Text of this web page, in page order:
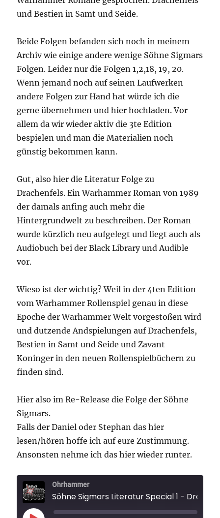
und Bestien in Samt und Seide.
Beide Folgen befanden sich noch in meinem
Archiv wie einige andere wenige Söhne Sigmars
Folgen. Leider nur die Folgen 1,2,18, 19, 20.
Wenn jemand noch auf seinen Laufwerken
andere Folgen zur Hand hat würde ich die
gerne übernehmen und hier hochladen. Vor
allem da wir wieder aktiv die 3te Edition
bespielen und man die Materialien noch
günstig bekommen kann.
Gut, also hier die Literatur Folge zu
Drachenfels. Ein Warhammer Roman von 1989
der damals anfing auch mehr die
Hintergrundwelt zu beschreiben. Der Roman
wurde kürzlich neu aufgelegt und liegt auch als
Audiobuch bei der Black Library und Audible
vor.
Wieso ist der wichtig? Weil in der 4ten Edition
vom Warhammer Rollenspiel genau in diese
Epoche der Warhammer Welt vorgestoßen wird
und dutzende Andspielungen auf Drachenfels,
Bestien in Samt und Seide und Zavant
Koninger in den neuen Rollenspielbüchern zu
finden sind.
Hier also im Re-Release die Folge der Söhne
Sigmars.
Falls der Daniel oder Stephan das hier
lesen/hören hoffe ich auf eure Zustimmung.
Ansonsten nehme ich das hier wieder runter.
Ohrhammer